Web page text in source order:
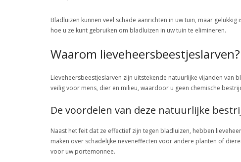
Bladluizen kunnen veel schade aanrichten in uw tuin, maar
hoe u ze kunt gebruiken om bladluizen in uw tuin te elimineren.
Waarom lieveheersbeestjeslarven?
Lieveheersbeestjeslarven zijn uitstekende natuurlijke vijanden van
veilig voor mens, dier en milieu, waardoor u geen chemische
De voordelen van deze natuurlijke
Naast het feit dat ze effectief zijn tegen bladluizen, hebben
maken over schadelijke neveneffecten voor andere planten of
voor uw portemonnee.